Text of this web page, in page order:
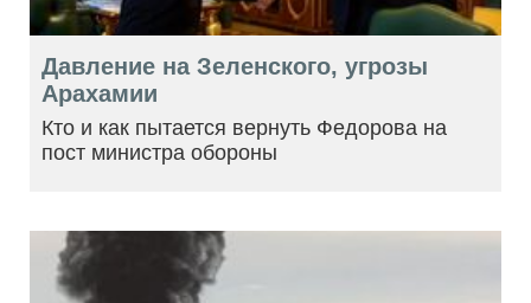
Давление на Зеленского, угрозы
Арахамии
Кто и как пытается вернуть Федорова на
пост министра обороны